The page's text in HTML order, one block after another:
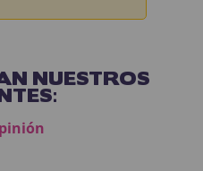
NUESTROS